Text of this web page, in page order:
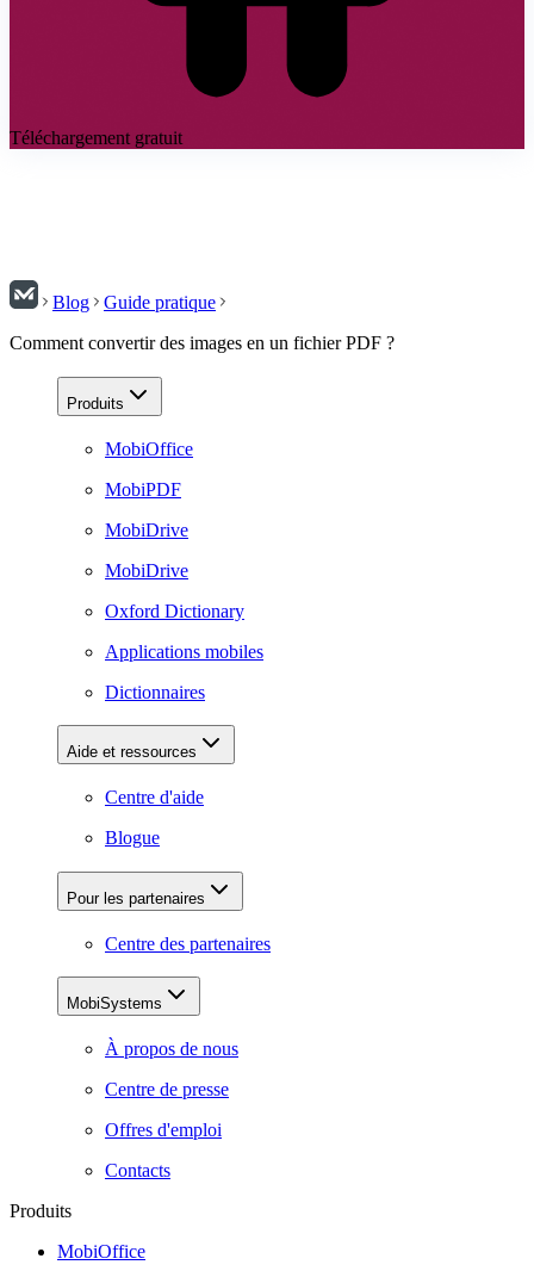
Téléchargement gratuit
Blog
Guide pratique
Comment convertir des images en un fichier PDF ?
Produits
MobiOffice
MobiPDF
MobiDrive
MobiDrive
Oxford Dictionary
Applications mobiles
Dictionnaires
Aide et ressources
Centre d'aide
Blogue
Pour les partenaires
Centre des partenaires
MobiSystems
À propos de nous
Centre de presse
Offres d'emploi
Contacts
Produits
MobiOffice